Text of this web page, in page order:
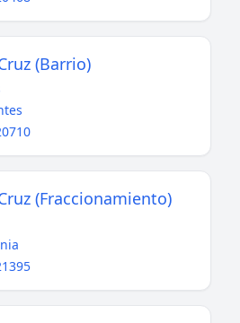
(Barrio)
(Fraccionamiento)